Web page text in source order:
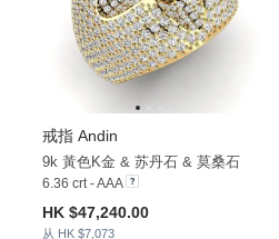
戒指 Andin
9k 黃色K金 & 苏丹石 & 莫桑石
6.36 crt - AAA
HK $47,240.00
从 HK $7,073